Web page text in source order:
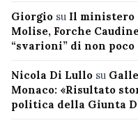
Giorgio su Il ministero
Molise, Forche
“svarioni” di non poco
Nicola Di Lullo su
Monaco: «Risultato
politica della Giunta